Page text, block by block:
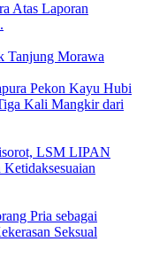
Atas Laporan
Tanjung Morawa
Pekon Kayu Hubi
Kali Mangkir dari
LSM LIPAN
Pria sebagai
Seksual